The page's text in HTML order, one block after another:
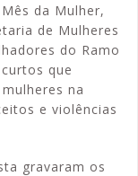
da Mulher,
de Mulheres
do Ramo
que
na
e violências
gravaram os